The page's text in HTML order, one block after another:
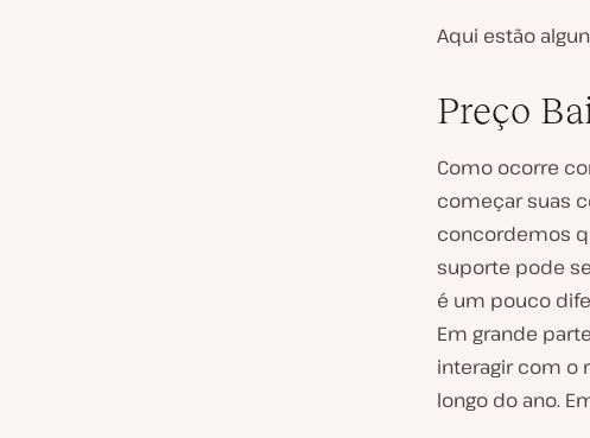
Aqui estão
Preço
Como ocorre
começar suas
concordemos
suporte pode
é um pouco
Em grande
interagir com o
longo do ano.